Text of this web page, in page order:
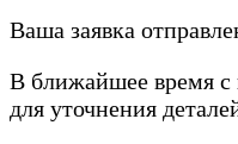
Ваша заявка
В ближайшее время с
для уточнения